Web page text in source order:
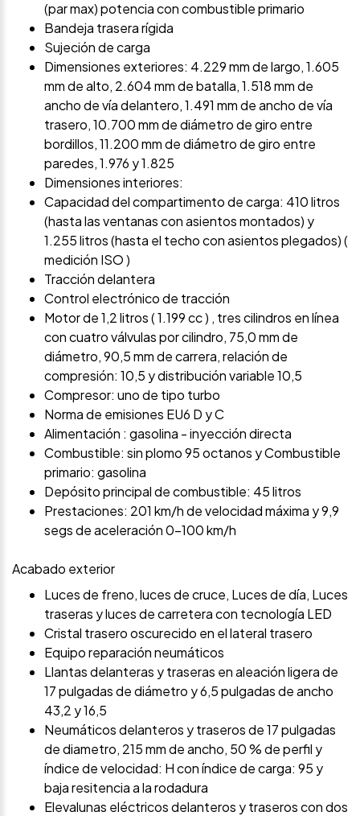
(par max) potencia con combustible primario
Bandeja trasera rígida
Sujeción de carga
Dimensiones exteriores: 4.229 mm de largo, 1.605
mm de alto, 2.604 mm de batalla, 1.518 mm de
ancho de vía delantero, 1.491 mm de ancho de vía
trasero, 10.700 mm de diámetro de giro entre
bordillos, 11.200 mm de diámetro de giro entre
paredes, 1.976 y 1.825
Dimensiones interiores:
Capacidad del compartimento de carga: 410 litros
(hasta las ventanas con asientos montados) y
1.255 litros (hasta el techo con asientos plegados) (
medición ISO )
Tracción delantera
Control electrónico de tracción
Motor de 1,2 litros ( 1.199 cc ) , tres cilindros en línea
con cuatro válvulas por cilindro, 75,0 mm de
diámetro, 90,5 mm de carrera, relación de
compresión: 10,5 y distribución variable 10,5
Compresor: uno de tipo turbo
Norma de emisiones EU6 D y C
Alimentación : gasolina - inyección directa
Combustible: sin plomo 95 octanos y Combustible
primario: gasolina
Depósito principal de combustible: 45 litros
Prestaciones: 201 km/h de velocidad máxima y 9,9
segs de aceleración 0-100 km/h
Acabado exterior
Luces de freno, luces de cruce, Luces de día, Luces
traseras y luces de carretera con tecnología LED
Cristal trasero oscurecido en el lateral trasero
Equipo reparación neumáticos
Llantas delanteras y traseras en aleación ligera de
17 pulgadas de diámetro y 6,5 pulgadas de ancho
43,2 y 16,5
Neumáticos delanteros y traseros de 17 pulgadas
de diametro, 215 mm de ancho, 50 % de perfil y
índice de velocidad: H con índice de carga: 95 y
baja resitencia a la rodadura
Elevalunas eléctricos delanteros y traseros con dos